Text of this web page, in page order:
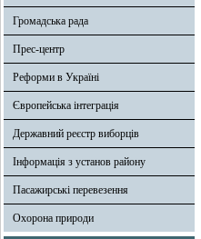
Громадська рада
Прес-центр
Реформи в Україні
Європейська інтеграція
Державний реєстр виборців
Інформація з установ району
Пасажирські перевезення
Охорона природи